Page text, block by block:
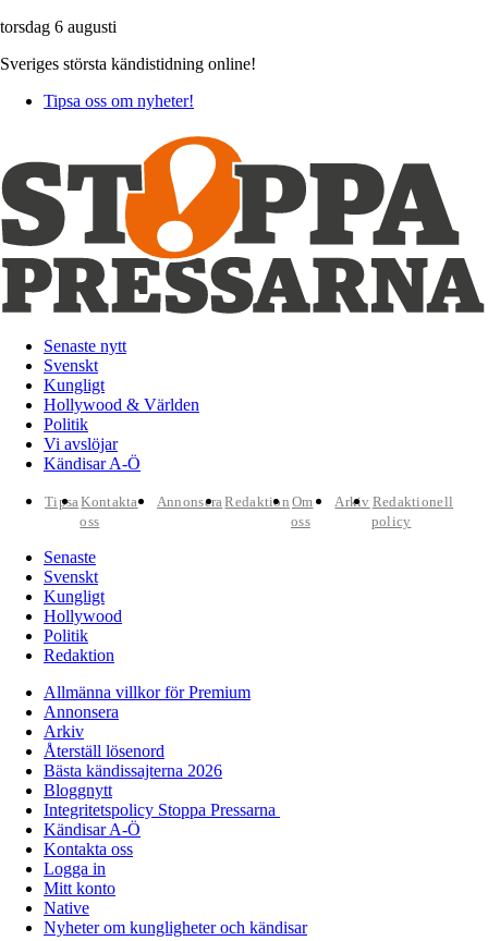
torsdag 6 augusti
Sveriges största kändistidning online!
Tipsa oss om nyheter!
Senaste nytt
Svenskt
Kungligt
Hollywood & Världen
Politik
Vi avslöjar
Kändisar A-Ö
TipsaKontakta
oss
AnnonseraRedaktion Om
oss
Arkiv Redaktionell
policy
Senaste
Svenskt
Kungligt
Hollywood
Politik
Redaktion
Allmänna villkor för Premium
Annonsera
Arkiv
Återställ lösenord
Bästa kändissajterna 2026
Bloggnytt
Integritetspolicy Stoppa Pressarna
Kändisar A-Ö
Kontakta oss
Logga in
Mitt konto
Native
Nyheter om kungligheter och kändisar